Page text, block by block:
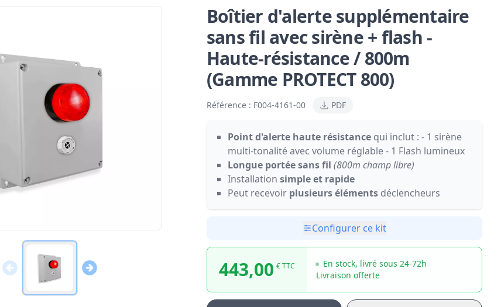
Boîtier d'alerte supplémentaire
sans fil avec sirène + flash -
Haute-résistance / 800m
(Gamme PROTECT 800)
Référence : F004-4161-00 PDF
Point d'alerte haute résistancequi inclut : - 1 sirène
multi-tonalité avec volume réglable - 1 Flash lumineux
Longue portée sans fil (800m champ libre)
Installation simple et rapide
Peut recevoir plusieurs élémentsdéclencheurs
Configurer ce kit
443,00 € TTC
En stock, livré sous 24-72h
Livraison offerte